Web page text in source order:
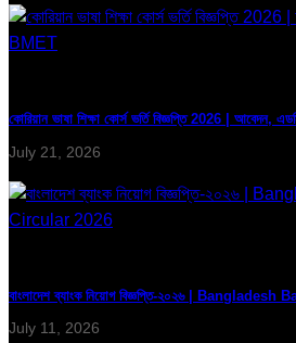
কোরিয়ান ভাষা শিক্ষা কোর্স ভর্তি বিজ্ঞপ্তি 2026 | আবেদন,
July 21, 2026
বাংলাদেশ ব্যাংক নিয়োগ বিজ্ঞপ্তি-২০২৬ |
July 11, 2026